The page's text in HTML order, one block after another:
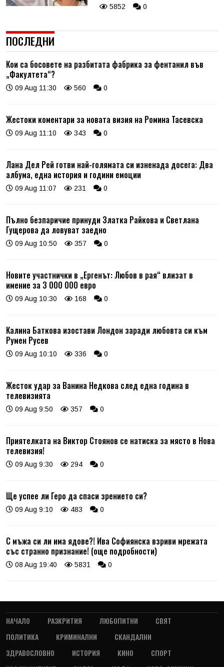
5852 0
ПОСЛЕДНИ
Кои са босовете на разбитата фабрика за фентанил във
„Факултета“?
09 Aug 11:30 560 0
Жестоки коментари за новата визия на Ромина Тасевска
09 Aug 11:10 343 0
Лана Дел Рей готви най-голямата си изненада досега: Два
албума, една история и години емоции
09 Aug 11:07 231 0
Пълно безпаричие принуди Златка Райкова и Светлана
Гущерова да ловуват заедно
09 Aug 10:50 357 0
Новите участнички в „Ергенът: Любов в рая“ влизат в
имение за 3 000 000 евро
09 Aug 10:30 168 0
Калина Баткова изостави Лондон заради любовта си към
Румен Русев
09 Aug 10:10 336 0
Жесток удар за Ванина Недкова след една година в
телевизията
09 Aug 9:50 357 0
Приятелката на Виктор Стоянов се натиска за място в Нова
телевизия!
09 Aug 9:30 294 0
Ще успее ли Геро да спаси зрението си?
09 Aug 9:10 483 0
С мъжа си ли има ядове?! Ива Софиянска взриви мрежата
със странно признание! (още подробности)
08 Aug 19:40 5831 0
НАЧАЛО РАЗКРИТИЯ ЛЮБОПИТНИ
СВЯТ
ПОЛИТИКА
КРИМИНАЛНИ
СКАНДАЛНИ
ЗДРАВОСЛОВНО
ИСТОРИЯ КИНО
СПОРТ